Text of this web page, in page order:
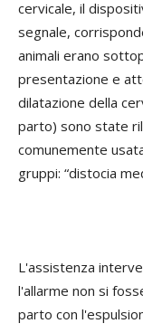
cervicale, il
segnale,
animali erano
presentazione e
dilatazione della
parto) sono state
comunemente
gruppi: “distocia
L'assistenza
l'allarme non si
parto con